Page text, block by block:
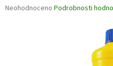
Průměrné
Neohodnoceno Podrobnosti